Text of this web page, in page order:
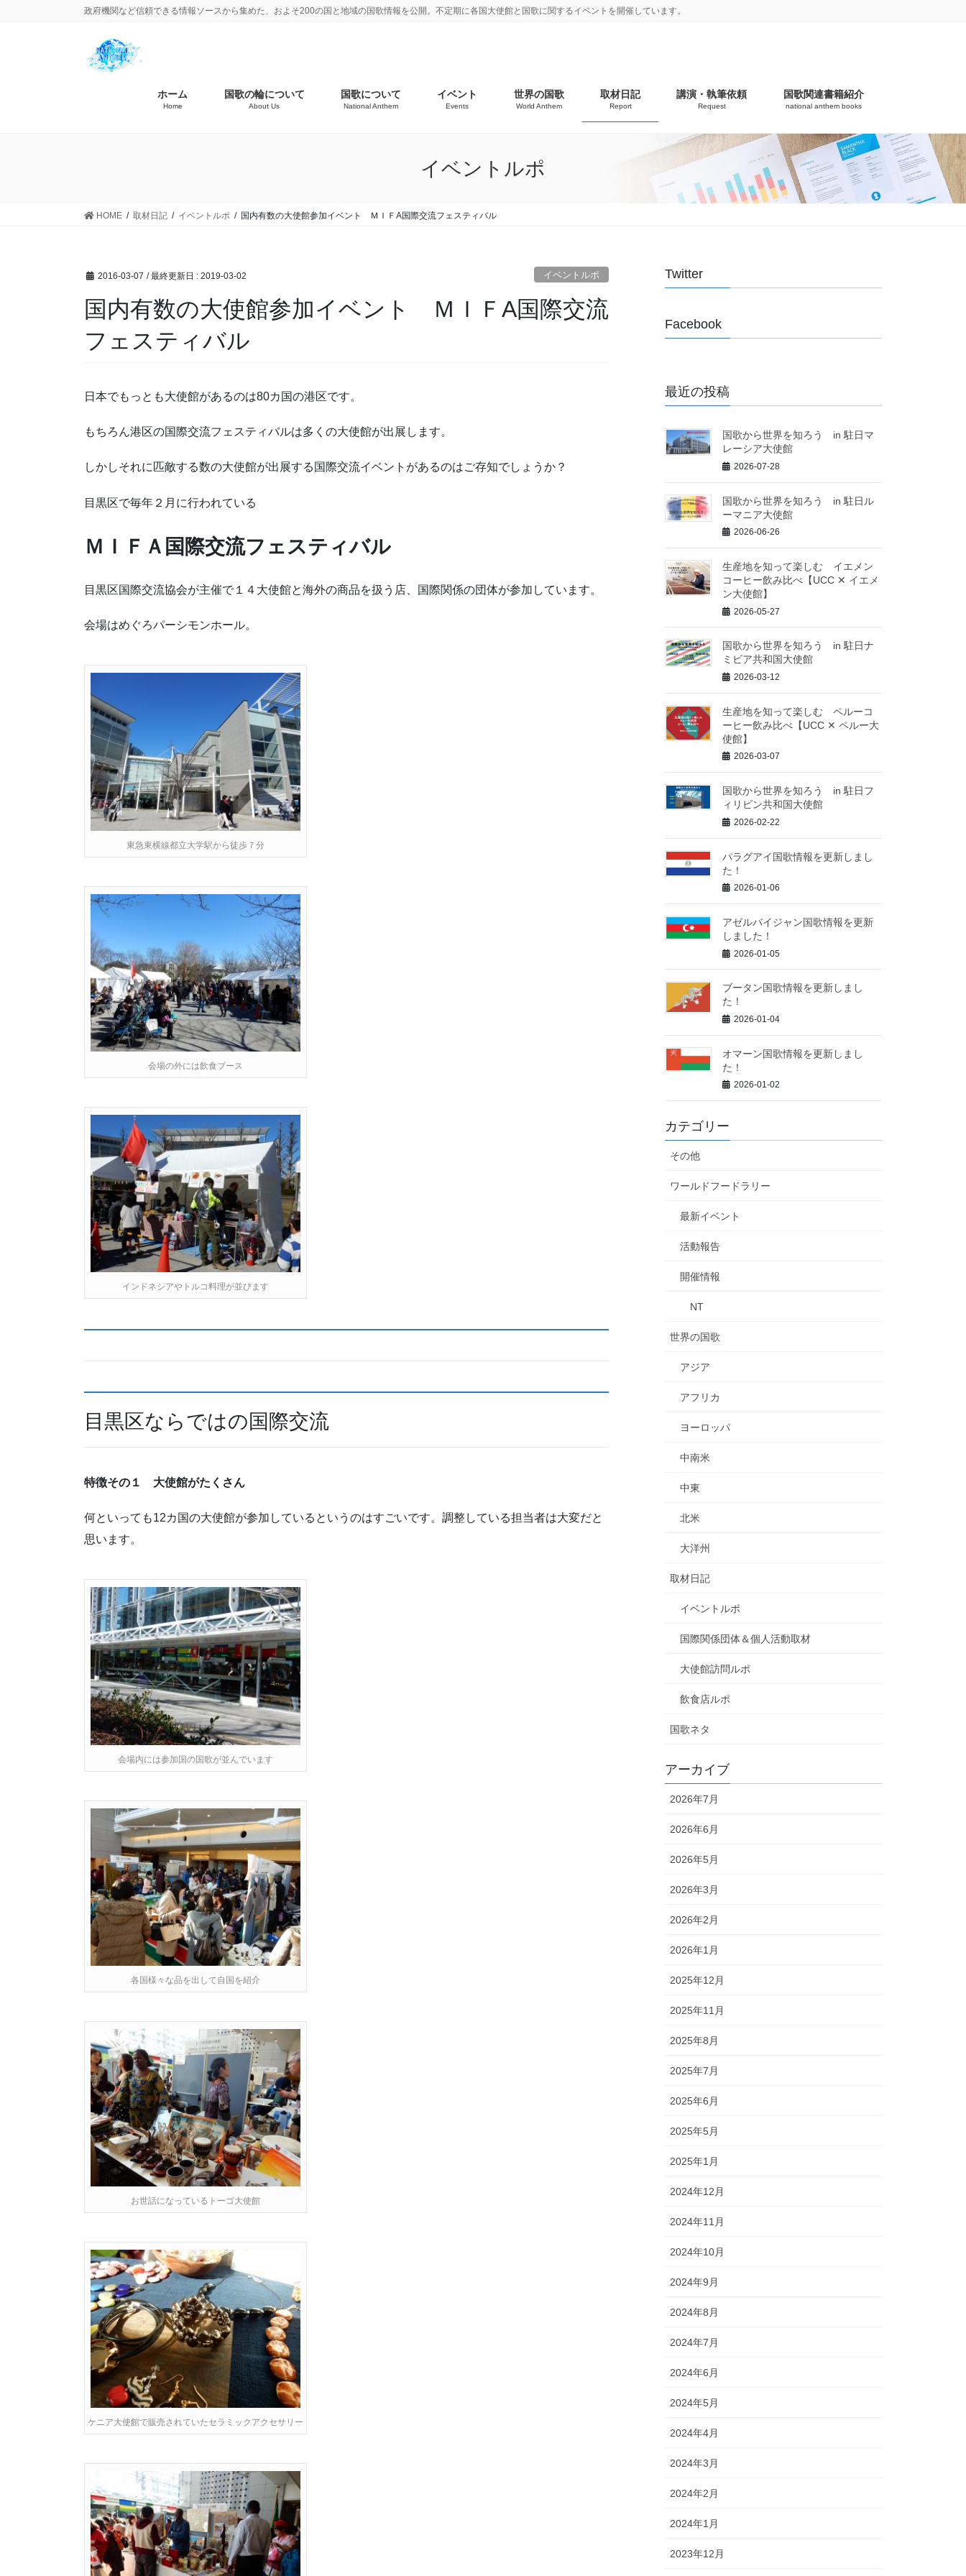
政府機関など信頼できる情報ソースから集めた、およそ200の国と地域の国歌情報を公開。不定期に各国大使館と国歌に関するイベントを開催しています。
ホーム
Home
国歌の輪について
About Us
国歌について
National Anthem
イベント
Events
世界の国歌
World Anthem
取材日記
Report
講演・執筆依頼
Request
国歌関連書籍紹介
national anthem books
イベントルポ
HOME 取材日記 イベントルポ 国内有数の大使館参加イベント ＭＩＦA国際交流フェスティバル
2016-03-07 / 最終更新日 : 2019-03-02 イベントルポ
国内有数の大使館参加イベント ＭＩＦA国際交流
フェスティバル
日本でもっとも大使館があるのは80カ国の港区です。
もちろん港区の国際交流フェスティバルは多くの大使館が出展します。
しかしそれに匹敵する数の大使館が出展する国際交流イベントがあるのはご存知でしょうか？
目黒区で毎年２月に行われている
ＭＩＦＡ国際交流フェスティバル
目黒区国際交流協会が主催で１４大使館と海外の商品を扱う店、国際関係の団体が参加しています。
会場はめぐろパーシモンホール。
東急東横線都立大学駅から徒歩７分
会場の外には飲食ブース
インドネシアやトルコ料理が並びます
目黒区ならではの国際交流
特徴その１ 大使館がたくさん
何といっても12カ国の大使館が参加しているというのはすごいです。調整している担当者は大変だと
思います。
会場内には参加国の国歌が並んでいます
各国様々な品を出して自国を紹介
お世話になっているトーゴ大使館
ケニア大使館で販売されていたセラミックアクセサリー
Twitter
Facebook
最近の投稿
国歌から世界を知ろう in 駐日マ
レーシア大使館
2026-07-28
国歌から世界を知ろう in 駐日ル
ーマニア大使館
2026-06-26
生産地を知って楽しむ イエメン
コーヒー飲み比べ【UCC ✕ イエメ
ン大使館】
2026-05-27
国歌から世界を知ろう in 駐日ナ
ミビア共和国大使館
2026-03-12
生産地を知って楽しむ ペルーコ
ーヒー飲み比べ【UCC ✕ ペルー大
使館】
2026-03-07
国歌から世界を知ろう in 駐日フ
ィリピン共和国大使館
2026-02-22
パラグアイ国歌情報を更新しまし
た！
2026-01-06
アゼルバイジャン国歌情報を更新
しました！
2026-01-05
ブータン国歌情報を更新しまし
た！
2026-01-04
オマーン国歌情報を更新しまし
た！
2026-01-02
カテゴリー
その他
ワールドフードラリー
最新イベント
活動報告
開催情報
NT
世界の国歌
アジア
アフリカ
ヨーロッパ
中南米
中東
北米
大洋州
取材日記
イベントルポ
国際関係団体＆個人活動取材
大使館訪問ルポ
飲食店ルポ
国歌ネタ
アーカイブ
2026年7月
2026年6月
2026年5月
2026年3月
2026年2月
2026年1月
2025年12月
2025年11月
2025年8月
2025年7月
2025年6月
2025年5月
2025年1月
2024年12月
2024年11月
2024年10月
2024年9月
2024年8月
2024年7月
2024年6月
2024年5月
2024年4月
2024年3月
2024年2月
2024年1月
2023年12月